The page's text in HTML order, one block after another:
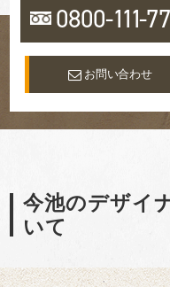
0800-111-
お問い合わせ
今池のデザイ
いて